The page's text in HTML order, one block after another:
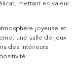
mettant en valeur
joyeuse et
une salle de jeux
des intérieurs